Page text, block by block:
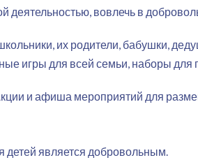
деятельностью, вовлечь в
их родители, бабушки,
игры для всей семьи, наборы для
и афиша мероприятий для
детей является добровольным.